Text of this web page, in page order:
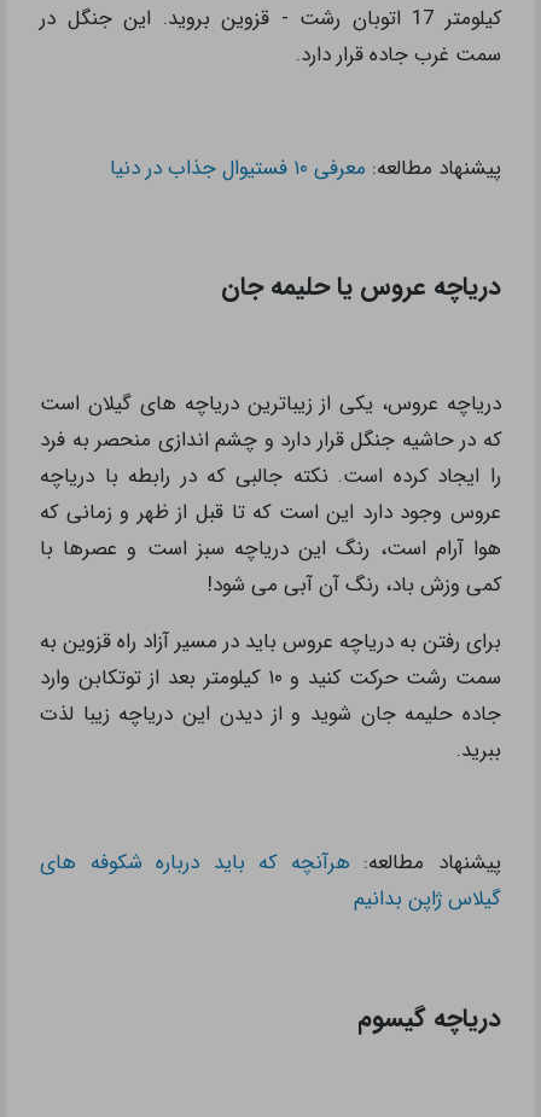
کیلومتر 17 اتوبان رشت - قزوین بروید. این جنگل در
سمت غرب جاده قرار دارد.
پیشنهاد مطالعه: معرفی ۱۰ فستیوال جذاب در دنیا
دریاچه عروس یا حلیمه جان
دریاچه عروس، یکی از زیباترین دریاچه های گیلان است
که در حاشیه جنگل قرار دارد و چشم‌ اندازی منحصر به فرد
را ایجاد کرده است. نکته جالبی که در رابطه با دریاچه
عروس وجود دارد این است که تا قبل از ظهر و زمانی که
هوا آرام است، رنگ این دریاچه سبز است و عصرها با
کمی وزش باد، رنگ آن آبی می شود!
برای رفتن به دریاچه عروس باید در مسیر آزاد راه قزوین به
سمت رشت حرکت کنید و ۱۰ کیلومتر بعد از توتکابن وارد
جاده حلیمه جان شوید و از دیدن این دریاچه زیبا لذت
ببرید.
پیشنهاد مطالعه: هرآنچه که باید درباره شکوفه های
گیلاس ژاپن بدانیم
دریاچه گیسوم